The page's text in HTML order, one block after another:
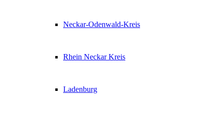
Neckar-Odenwald-Kreis
Rhein Neckar Kreis
Ladenburg